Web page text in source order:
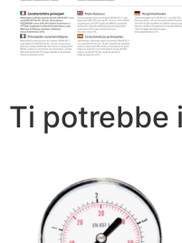
Ti potrebbe